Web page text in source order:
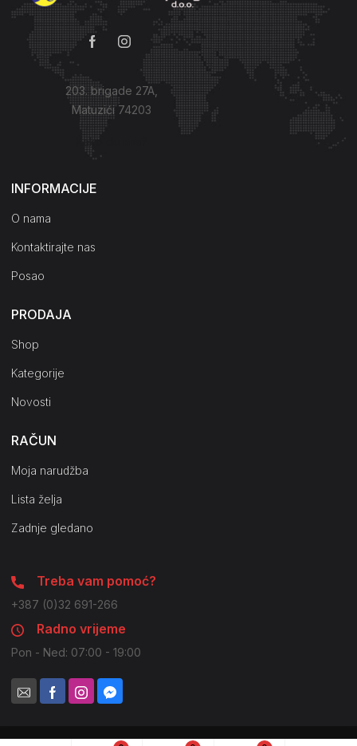
203. brigade 27A,
Matuzići 74203
Kako do nas?
INFORMACIJE
O nama
Kontaktirajte nas
Posao
PRODAJA
Shop
Kategorije
Novosti
RAČUN
Moja narudžba
Lista želja
Zadnje gledano
Treba vam pomoć?
+387 (0)32 691-266
Radno vrijeme
Pon - Ned: 07:00 - 19:00